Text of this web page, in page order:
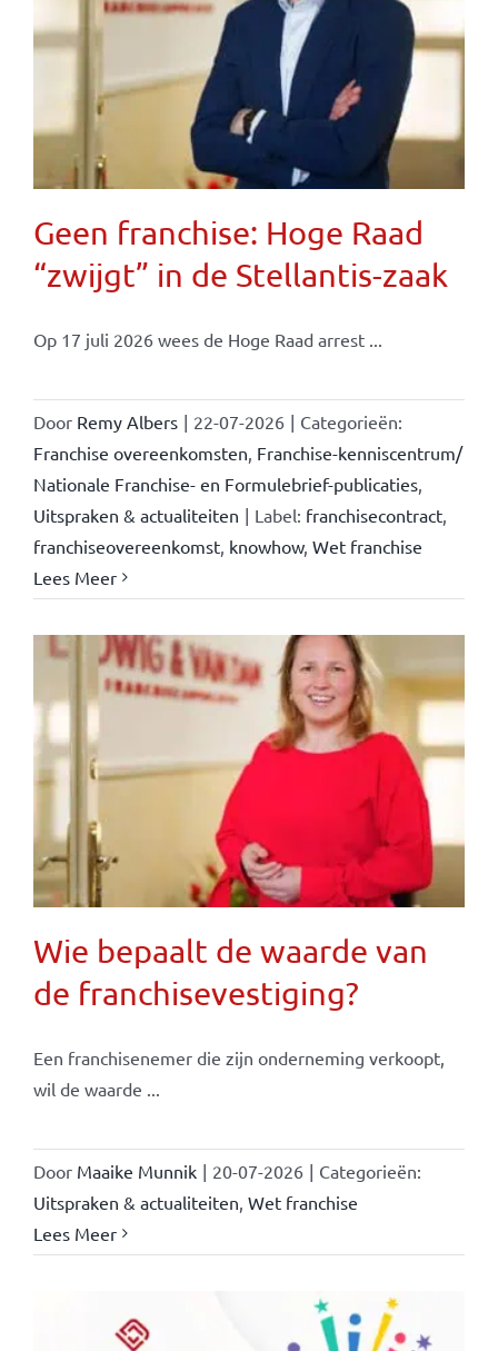
Geen franchise: Hoge Raad
“zwijgt” in de Stellantis-zaak
Op 17 juli 2026 wees de Hoge Raad arrest ...
Door Remy Albers | 22-07-2026 | Categorieën:
Franchise overeenkomsten Franchise-kenniscentrum/
Nationale Franchise- en Formulebrief-publicaties,
Uitspraken & actualiteiten | Label: franchisecontract,
franchiseovereenkomst, knowhow, Wet franchise
Lees Meer
Wie bepaalt de waarde van
de franchisevestiging?
Een franchisenemer die zijn onderneming verkoopt,
wil de waarde ...
Door Maaike Munnik | 20-07-2026 | Categorieën:
Uitspraken & actualiteiten Wet franchise
Lees Meer